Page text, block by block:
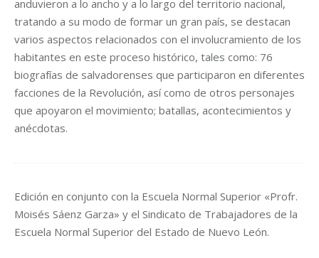
anduvieron a lo ancho y a lo largo del territorio nacional,
tratando a su modo de formar un gran país, se destacan
varios aspectos relacionados con el involucramiento de los
habitantes en este proceso histórico, tales como: 76
biografías de salvadorenses que participaron en diferentes
facciones de la Revolución, así como de otros personajes
que apoyaron el movimiento; batallas, acontecimientos y
anécdotas.
Edición en conjunto con la Escuela Normal Superior «Profr.
Moisés Sáenz Garza» y el Sindicato de Trabajadores de la
Escuela Normal Superior del Estado de Nuevo León.